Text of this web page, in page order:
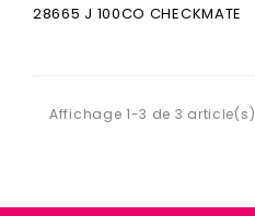
28665 J 100CO CHECKMATE
Affichage 1-3 de 3 article(s)